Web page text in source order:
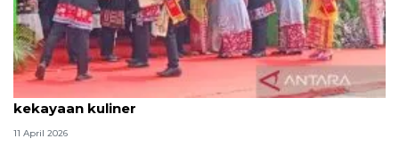
Tradisi hantaran Lebaran Betawi simbol bakti dan
kekayaan kuliner
11 April 2026